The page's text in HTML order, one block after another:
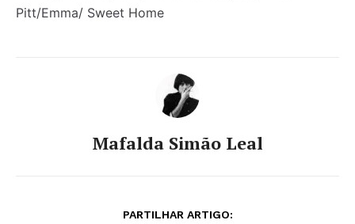
Pitt/Emma/ Sweet Home
Mafalda Simão Leal
PARTILHAR ARTIGO: